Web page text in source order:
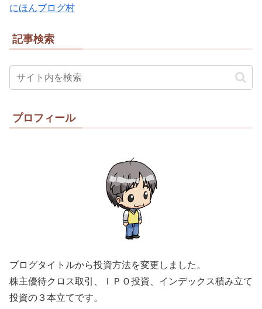
にほんブログ村
記事検索
プロフィール
ブログタイトルから投資方法を変更しました。
株主優待クロス取引、ＩＰＯ投資、インデックス積み立て
投資の３本立てです。